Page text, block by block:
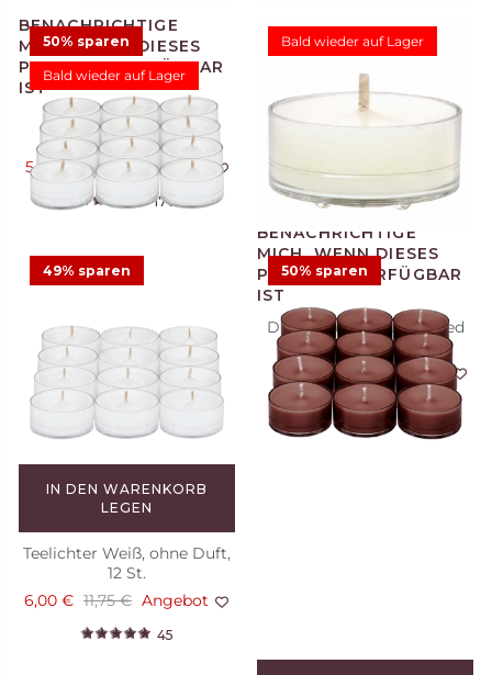
50% sparen
Bald wieder auf Lager
Duftteelichter Iced
Snowberries™, 12 St.
5,88 € 11,75 € Angebot
170
Bald wieder auf Lager
Duftteelichter Sun-Kissed
Linen, 12 St.
11,75 €
44
49% sparen
IN DEN WARENKORB
LEGEN
Teelichter Weiß, ohne Duft,
12 St.
6,00 € 11,75 € Angebot
45
50% sparen